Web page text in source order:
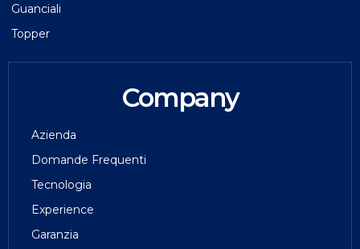
Guanciali
Topper
Company
Azienda
Domande Frequenti
Tecnologia
Experience
Garanzia